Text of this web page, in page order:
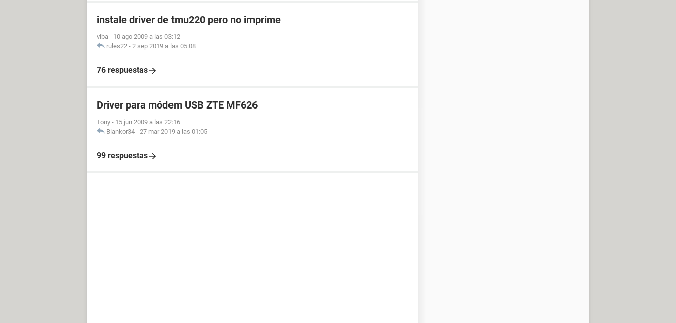
instale driver de tmu220 pero no imprime
viba - 10 ago 2009 a las 03:12
rules22 - 2 sep 2019 a las 05:08
76 respuestas
Driver para módem USB ZTE MF626
Tony - 15 jun 2009 a las 22:16
Blankor34 - 27 mar 2019 a las 01:05
99 respuestas